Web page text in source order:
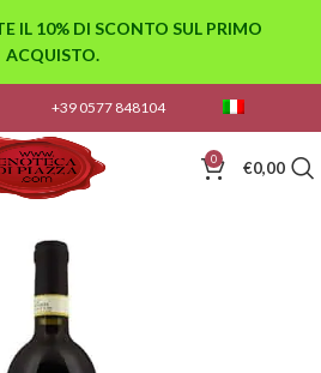
+39 0577 848104
0 €0,00
IL 10% DI SCONTO SUL PRIMO
ACQUISTO.